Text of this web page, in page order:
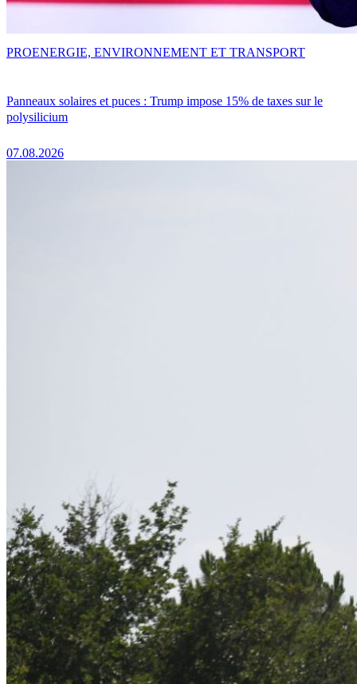
Panneaux solaires et puces : Trump impose 15% de taxes sur le
polysilicium
07.08.2026
PROENERGIE, ENVIRONNEMENT ET TRANSPORT